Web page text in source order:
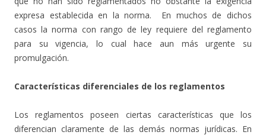
expresa establecida en la norma. En muchos de dichos
casos la norma con rango de ley requiere del reglamento
para su vigencia, lo cual hace aun más urgente su
promulgación.
Características diferenciales de los reglamentos
Los reglamentos poseen ciertas características que los
diferencian claramente de las demás normas jurídicas. En